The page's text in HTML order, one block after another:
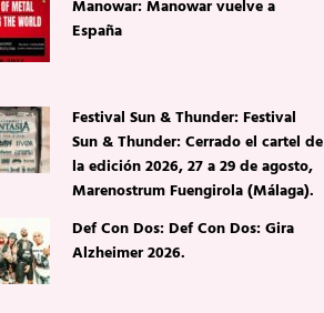
Manowar: Manowar vuelve a
España
Festival Sun & Thunder: Festival
Sun & Thunder: Cerrado el cartel de
la edición 2026, 27 a 29 de agosto,
Marenostrum Fuengirola (Málaga).
Def Con Dos: Def Con Dos: Gira
Alzheimer 2026.